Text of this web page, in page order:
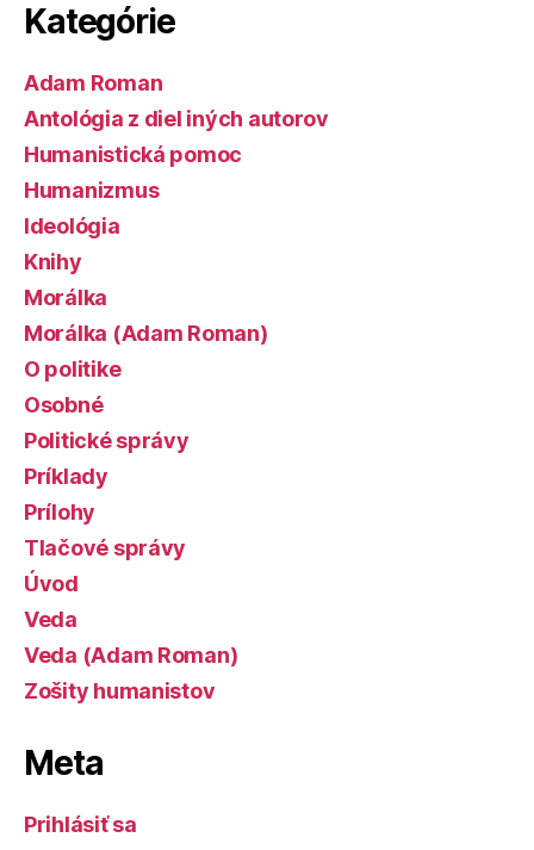
Kategórie
Adam Roman
Antológia z diel iných autorov
Humanistická pomoc
Humanizmus
Ideológia
Knihy
Morálka
Morálka (Adam Roman)
O politike
Osobné
Politické správy
Príklady
Prílohy
Tlačové správy
Úvod
Veda
Veda (Adam Roman)
Zošity humanistov
Meta
Prihlásiť sa